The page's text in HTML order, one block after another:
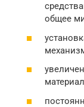
общее